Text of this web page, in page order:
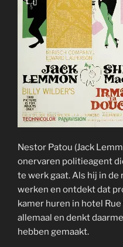
Nestor Patou (Jack
onervaren politieagent
te werk gaat. Als hij in
werken en ontdekt dat
kamer huren in hotel
allemaal en denkt
hebben gemaakt.